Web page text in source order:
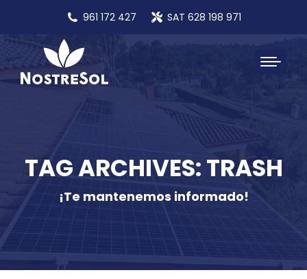
961 172 427 SAT 628 198 971
TAG ARCHIVES: TRASH
¡Te mantenemos informado!